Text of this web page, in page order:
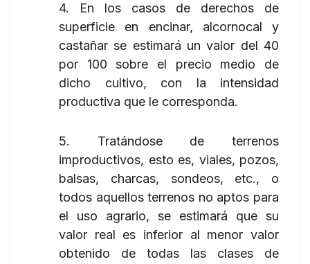
4. En los casos de derechos de
superficie en encinar, alcornocal y
castañar se estimará un valor del 40
por 100 sobre el precio medio de
dicho cultivo, con la intensidad
productiva que le corresponda.
5. Tratándose de terrenos
improductivos, esto es, viales, pozos,
balsas, charcas, sondeos, etc., o
todos aquellos terrenos no aptos para
el uso agrario, se estimará que su
valor real es inferior al menor valor
obtenido de todas las clases de